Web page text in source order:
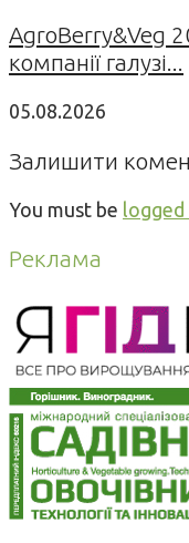
AgroBerry&Veg
компанії галузі...
05.08.2026
Залишити
You must be logged
Реклама